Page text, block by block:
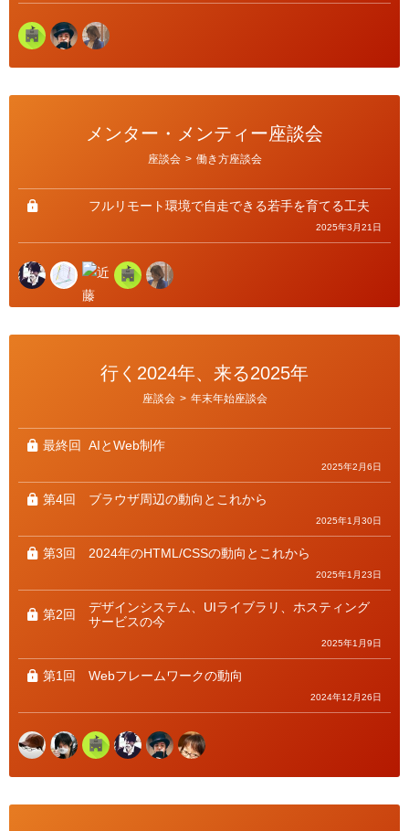
メンター・メンティー座談会
リ
ー
座談会 > 働き方座談会
フルリモート環境で自走できる若手を育てる工夫
2025年3月21日
行く2024年、来る2025年
リ
ー
座談会 > 年末年始座談会
最終回 AIとWeb制作
2025年2月6日
第4回 ブラウザ周辺の動向とこれから
2025年1月30日
第3回 2024年のHTML/CSSの動向とこれから
2025年1月23日
第2回
デザインシステム、UIライブラリ、ホスティング
サービスの今
2025年1月9日
第1回 Webフレームワークの動向
2024年12月26日